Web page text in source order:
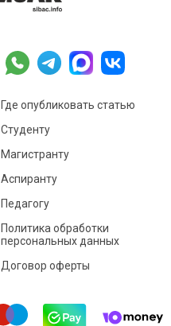
Где опубликовать статью
Студенту
Магистранту
Аспиранту
Педагогу
Политика обработки
персональных данных
Договор оферты